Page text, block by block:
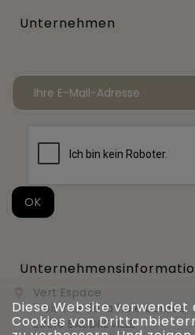
Unternehmen

Vert Espace
11 bis rue de la haie bardée
28310 BAUDREVILLE
Diese Website verwendet
Cookies von